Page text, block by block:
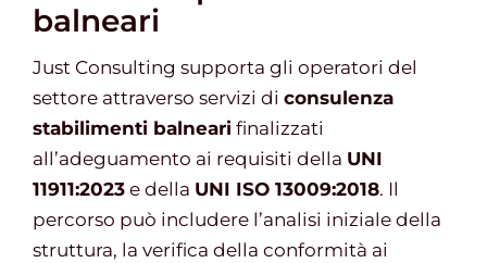
balneari
Just Consulting supporta gli operatori del
settore attraverso servizi di consulenza
stabilimenti balneari finalizzati
all’adeguamento ai requisiti della UNI
11911:2023 e della UNI ISO 13009:2018. Il
percorso può includere l’analisi iniziale della
struttura, la verifica della conformità ai